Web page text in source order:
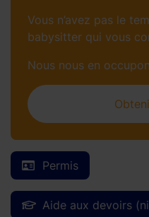
Permis
Aide aux devoirs
Vous n’avez pas le
babysitter qui vous
Nous nous en